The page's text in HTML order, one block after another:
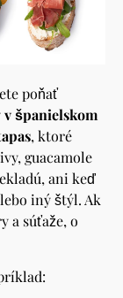
poňať
v španielskom
, ktoré
guacamole
ani keď
iný štýl. Ak
a súťaže, o